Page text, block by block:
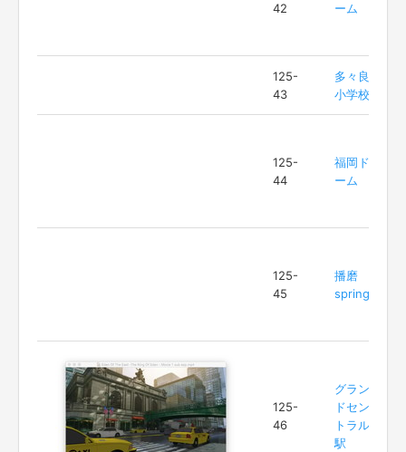
42
ーム
125-
43
多々良
小学校
125-
44
福岡ド
ーム
125-
45
播磨
spring8
125-
46
グラン
ドセン
トラル
駅